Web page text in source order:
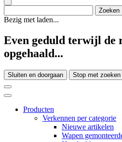
Bezig met laden...
Even geduld terwijl de
opgehaald...
Sluiten en doorgaan Stop met zoeken
Producten
Verkennen per categorie
Nieuwe artikelen
Wapen